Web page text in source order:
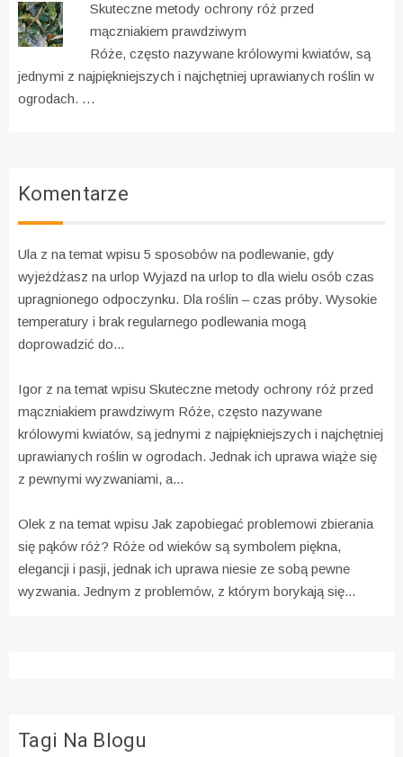
Skuteczne metody ochrony róż przed
mączniakiem prawdziwym
Róże, często nazywane królowymi kwiatów, są
jednymi z najpiękniejszych i najchętniej uprawianych roślin w
ogrodach. …
Komentarze
Ula z na temat wpisu 5 sposobów na podlewanie, gdy
wyjeżdżasz na urlop Wyjazd na urlop to dla wielu osób czas
upragnionego odpoczynku. Dla roślin – czas próby. Wysokie
temperatury i brak regularnego podlewania mogą
doprowadzić do...
Igor z na temat wpisu Skuteczne metody ochrony róż przed
mączniakiem prawdziwym Róże, często nazywane
królowymi kwiatów, są jednymi z najpiękniejszych i najchętniej
uprawianych roślin w ogrodach. Jednak ich uprawa wiąże się
z pewnymi wyzwaniami, a...
Olek z na temat wpisu Jak zapobiegać problemowi zbierania
się pąków róż? Róże od wieków są symbolem piękna,
elegancji i pasji, jednak ich uprawa niesie ze sobą pewne
wyzwania. Jednym z problemów, z którym borykają się...
Tagi Na Blogu